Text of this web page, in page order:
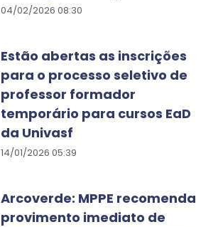
04/02/2026 08:30
Estão abertas as inscrições
para o processo seletivo de
professor formador
temporário para cursos EaD
da Univasf
14/01/2026 05:39
Arcoverde: MPPE recomenda
provimento imediato de